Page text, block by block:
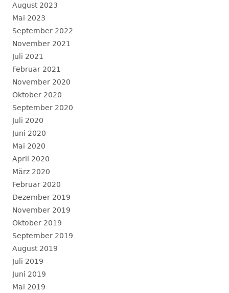
August 2023
Mai 2023
September 2022
November 2021
Juli 2021
Februar 2021
November 2020
Oktober 2020
September 2020
Juli 2020
Juni 2020
Mai 2020
April 2020
März 2020
Februar 2020
Dezember 2019
November 2019
Oktober 2019
September 2019
August 2019
Juli 2019
Juni 2019
Mai 2019